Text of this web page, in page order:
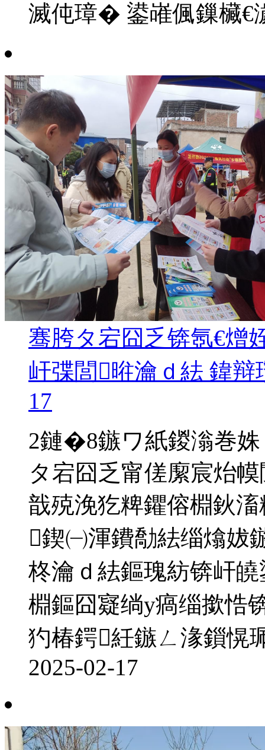
滅伅璋� 鍙嶉偑鏁欌
骞胯タ宕囧乏锛氬€熷
屽弽閭暀瀹ｄ紶 鍏
17
2鏈�8鏃ワ紙鍐滃巻
タ宕囧乏甯傞緳宸炲
戠殑浼犵粺鑺傛棩鈥
鍥㈠渾鐨勪紶缁熻妭
柊瀹ｄ紶鏂瑰紡锛屽
棩鏂囧寲绱у瘑缁撳悎
犳椿鍔紝鏃ㄥ湪鎻愰
2025-02-17